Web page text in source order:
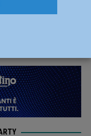
Di Corcia